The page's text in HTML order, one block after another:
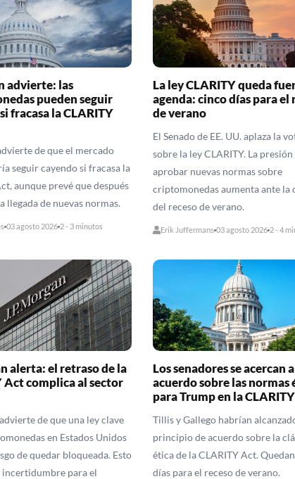
advierte: las
pueden seguir
fracasa la CLARITY
de que el mercado
seguir cayendo si fracasa la
aunque prevé que después
llegada de nuevas normas.
03 agosto 2026 2 - 3 minutos
La ley CLARITY queda
agenda: cinco días para el
de verano
El Senado de EE. UU. aplaza la
sobre la ley CLARITY. La
aprobar nuevas normas sobre
criptomonedas aumenta ante la
del receso de verano.
Erik Juffermans 03 agosto 2026 2 - 4
alerta: el retraso de la
Act complica al sector
de que una ley clave
en Estados Unidos
de quedar bloqueada. Esto
incertidumbre para el
Los senadores se acercan
acuerdo sobre las normas
para Trump en la
Tillis y Gallego habrían
principio de acuerdo sobre la
ética de la CLARITY Act.
días para el receso de verano.